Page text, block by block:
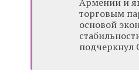
торговым
основой
подчеркнул